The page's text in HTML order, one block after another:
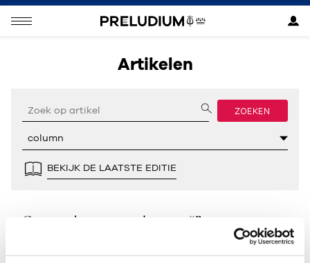
Artikelen
ZOEKEN
BEKIJK DE LAATSTE EDITIE
Geen resultaten gevonden voor “”.